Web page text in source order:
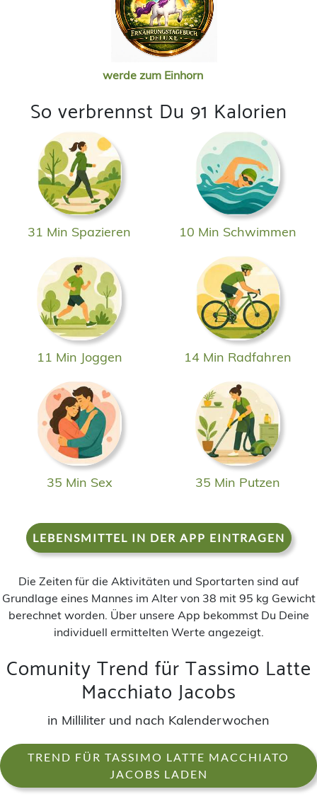
werde zum Einhorn
So verbrennst Du 91 Kalorien
31 Min Spazieren 10 Min Schwimmen
11 Min Joggen 14 Min Radfahren
35 Min Sex 35 Min Putzen
LEBENSMITTEL IN DER APP EINTRAGEN
Die Zeiten für die Aktivitäten und Sportarten sind auf
Grundlage eines Mannes im Alter von 38 mit 95 kg Gewicht
berechnet worden. Über unsere App bekommst Du Deine
individuell ermittelten Werte angezeigt.
Comunity Trend für Tassimo Latte
Macchiato Jacobs
in Milliliter und nach Kalenderwochen
TREND FÜR TASSIMO LATTE MACCHIATO
JACOBS LADEN